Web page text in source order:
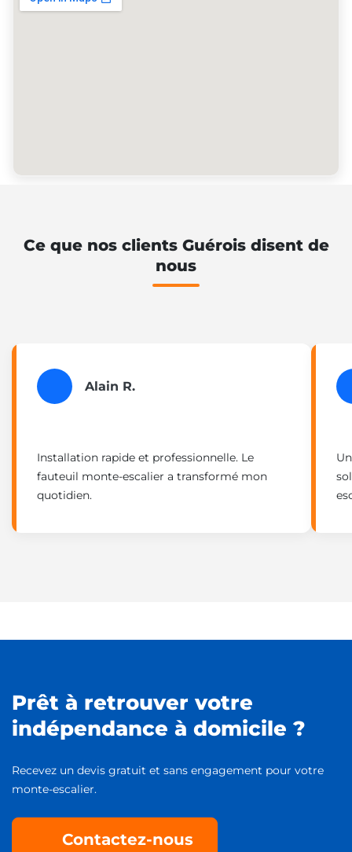
Ce que nos clients Guérois disent de
nous
Alain R.
Installation rapide et professionnelle. Le
fauteuil monte-escalier a transformé mon
quotidien.
Prêt à retrouver votre
indépendance à domicile ?
Recevez un devis gratuit et sans engagement pour votre
monte-escalier.
Contactez-nous